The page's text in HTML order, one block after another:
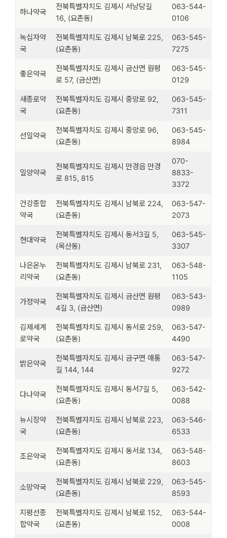
하나약국
전북특별자치도 김제시 서낭당길
16, (요촌동)
063-544-
0106
녹십자약
국
전북특별자치도 김제시 남북로 225,
(요촌동)
063-545-
7275
좋은약국
전북특별자치도 김제시 금산면 원평
로 57, (금산면)
063-545-
0129
새종로약
국
전북특별자치도 김제시 중앙로 92,
(요촌동)
063-545-
7311
선일약국
전북특별자치도 김제시 중앙로 96,
(요촌동)
063-545-
8984
일양약국
전북특별자치도 김제시 만경읍 만경
로 815, 815
070-
8833-
3372
건강종합
약국
전북특별자치도 김제시 남북로 224,
(요촌동)
063-547-
2073
현대약국
전북특별자치도 김제시 동서3길 5,
(옥산동)
063-545-
3307
나은온누
리약국
전북특별자치도 김제시 남북로 231,
(요촌동)
063-548-
1105
가정약국
전북특별자치도 김제시 금산면 원평
4길 3, (금산면)
063-543-
0989
김제세계
로약국
전북특별자치도 김제시 동서로 259,
(요촌동)
063-547-
4490
밝은약국
전북특별자치도 김제시 금구면 애통
길 144, 144
063-547-
9272
다나약국
전북특별자치도 김제시 동서7길 5,
(요촌동)
063-542-
0088
뉴시장약
국
전북특별자치도 김제시 남북로 223,
(요촌동)
063-546-
6533
조은약국
전북특별자치도 김제시 동서로 134,
(요촌동)
063-548-
8603
소망약국
전북특별자치도 김제시 남북로 229,
(요촌동)
063-545-
8593
지평선종
합약국
전북특별자치도 김제시 남북로 152,
(요촌동)
063-544-
0008